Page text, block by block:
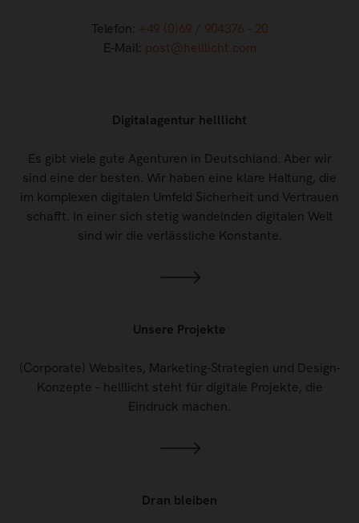
Telefon: +49 (0)69 / 904376 - 20
E-Mail: post@helllicht.com
Digitalagentur helllicht
Es gibt viele gute Agenturen in Deutschland. Aber wir
sind eine der besten. Wir haben eine klare Haltung, die
im komplexen digitalen Umfeld Sicherheit und Vertrauen
schafft. In einer sich stetig wandelnden digitalen Welt
sind wir die verlässliche Konstante.
Unsere Projekte
(Corporate) Websites, Marketing-Strategien und Design-
Konzepte – helllicht steht für digitale Projekte, die
Eindruck machen.
Dran bleiben